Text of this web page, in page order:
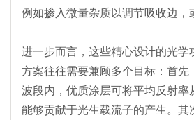
例如掺入微量杂质以调节吸收边，
进一步而言，这些精心设计的光
方案往往需要兼顾多个目标：首
波段内，优质涂层可将平均反射
能够贡献于光生载流子的产生。其